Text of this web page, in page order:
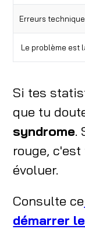
Erreurs
Le problème est
Si tes
que tu
syndrome.
rouge,
évoluer.
Consulte ce
démarrer